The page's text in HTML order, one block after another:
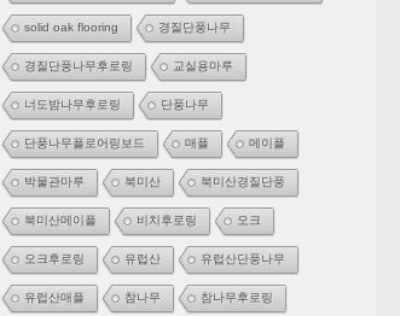
solid oak flooring 경질단풍나무
경질단풍나무후로링 교실용마루
너도밤나무후로링 단풍나무
단풍나무플로어링보드 매플 메이플
박물관마루 북미산 북미산경질단풍
북미산메이플 비치후로링 오크
오크후로링 유럽산 유럽산단풍나무
유럽산매플 참나무 참나무후로링